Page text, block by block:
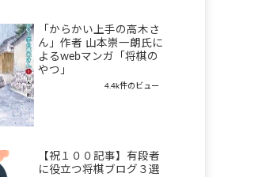
「からかい上手の高木さ
ん」作者 山本崇一朗氏に
よるwebマンガ「将棋の
やつ」
4.4k件のビュー
【祝１００記事】有段者
に役立つ将棋ブログ３選